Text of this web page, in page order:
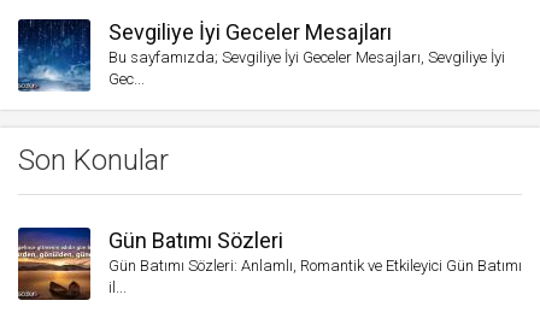
Sevgiliye İyi Geceler Mesajları
Bu sayfamızda; Sevgiliye İyi Geceler Mesajları, Sevgiliye İyi
Gec...
Son Konular
Gün Batımı Sözleri
Gün Batımı Sözleri: Anlamlı, Romantik ve Etkileyici Gün Batımı
il...